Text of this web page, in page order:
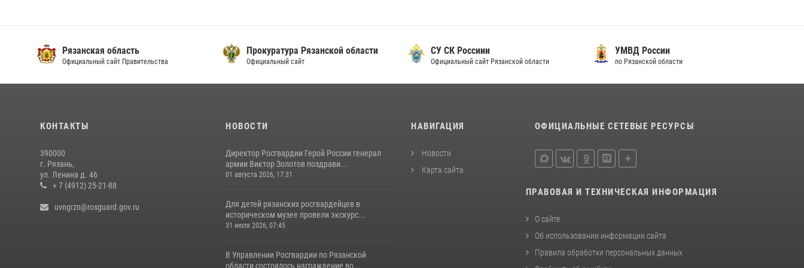
В Управлении Росгвардии по Рязанской
военнослужащих государственными
Рязанская область
Официальный сайт Правительства
Прокуратура Рязанской области
Официальный сайт
СУ СК Россиии
Официальный сайт Рязанской области
УМВД России
по Рязанской области
КОНТАКТЫ
390000
г. Рязань,
ул. Ленина д. 46
+ 7 (4912) 25-21-88
uvngrzn@rosguard.gov.ru
НОВОСТИ
Директор Росгвардии Герой России генерал
армии Виктор Золотов поздрави...
01 августа 2026, 17:31
Для детей рязанских росгвардейцев в
историческом музее провели экскурс...
31 июля 2026, 07:45
В Управлении Росгвардии по Рязанской
области состоялось награждение во...
НАВИГАЦИЯ
Новости
Карта сайта
ОФИЦИАЛЬНЫЕ СЕТЕВЫЕ РЕСУРСЫ
ПРАВОВАЯ И ТЕХНИЧЕСКАЯ ИНФОРМАЦИЯ
О сайте
Об использовании информации сайта
Правила обработки персональных данных